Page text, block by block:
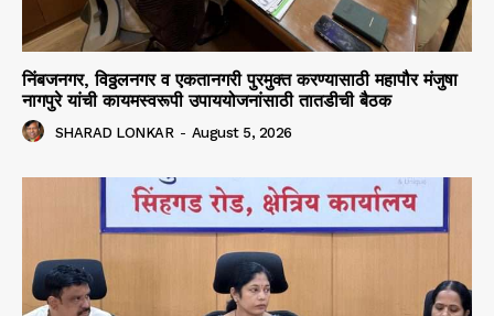
निंबजनगर, विठ्ठलनगर व एकतानगरी पुरमुक्त करण्यासाठी महापौर मंजुषा
नागपुरे यांची कायमस्वरूपी उपाययोजनांसाठी तातडीची बैठक
SHARAD LONKAR - August 5, 2026